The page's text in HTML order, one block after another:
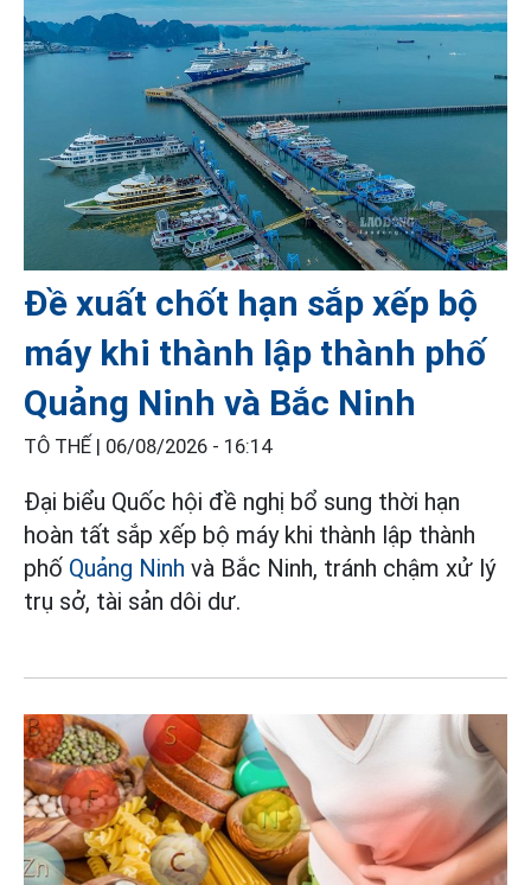
Đề xuất chốt hạn sắp xếp bộ
máy khi thành lập thành phố
Quảng Ninh và Bắc Ninh
TÔ THẾ | 06/08/2026 - 16:14
Đại biểu Quốc hội đề nghị bổ sung thời hạn
hoàn tất sắp xếp bộ máy khi thành lập thành
phố Quảng Ninh và Bắc Ninh, tránh chậm xử lý
trụ sở, tài sản dôi dư.